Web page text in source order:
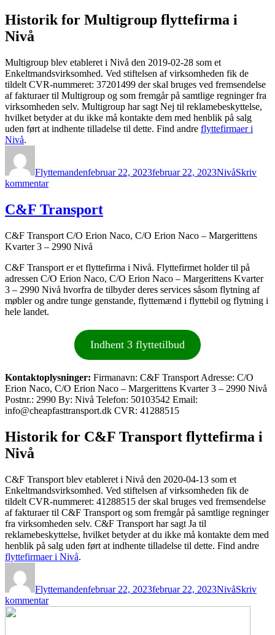
Historik for Multigroup flyttefirma i
Nivå
Multigroup blev etableret i Nivå den 2019-02-28 som et
Enkeltmandsvirksomhed. Ved stiftelsen af virksomheden fik de
tildelt CVR-nummeret: 37201499 der skal bruges ved fremsendelse
af fakturaer til Multigroup og som fremgår på samtlige regninger fra
virksomheden selv. Multigroup har sagt Nej til reklamebeskyttelse,
hvilket betyder at du ikke må kontakte dem med henblik på salg
uden ført at indhente tilladelse til dette. Find andre flyttefirmaer i
Nivå.
Flyttemandenfebruar 22, 2023februar 22, 2023NivåSkriv
kommentartil
C&F Transport
C&F Transport C/O Erion Naco, C/O Erion Naco – Margerittens
Kvarter 3 – 2990 Nivå
C&F Transport er et flyttefirma i Nivå. Flyttefirmet holder til på
adressen C/O Erion Naco, C/O Erion Naco – Margerittens Kvarter
3 – 2990 Nivå hvorfra de tilbyder deres services såsom flytning af
møbler og andre tunge genstande, flyttemænd i flyttebil og flytning i
hele landet.
Indhent 3 flyttetilbud
Kontaktoplysninger: Firmanavn: C&F Transport Adresse: C/O
Erion Naco, C/O Erion Naco – Margerittens Kvarter 3 – 2990 Nivå
Postnr.: 2990 By: Nivå Telefon: 50103542 Email:
info@cheapfasttransport.dk CVR: 41288515
Historik for C&F Transport flyttefirma i
Nivå
C&F Transport blev etableret i Nivå den 2020-04-13 som et
Enkeltmandsvirksomhed. Ved stiftelsen af virksomheden fik de
tildelt CVR-nummeret: 41288515 der skal bruges ved fremsendelse
af fakturaer til C&F Transport og som fremgår på samtlige regninger
fra virksomheden selv. C&F Transport har sagt Ja til
reklamebeskyttelse, hvilket betyder at du ikke må kontakte dem med
henblik på salg uden ført at indhente tilladelse til dette. Find andre
flyttefirmaer i Nivå.
Flyttemandenfebruar 22, 2023februar 22, 2023NivåSkriv
kommentartil